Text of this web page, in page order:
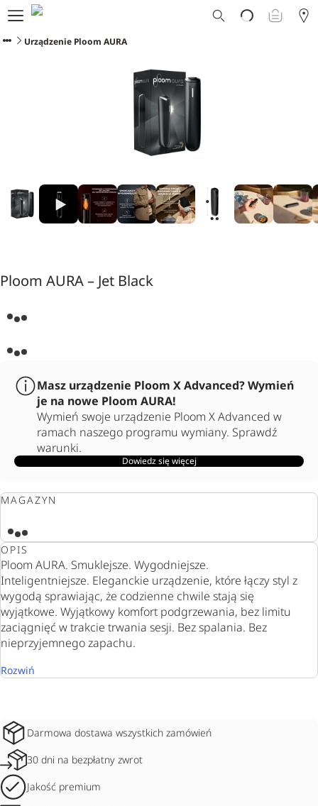
Dlaczego Ploom?
SklepUrządzenie Ploom AURA
Ploom AURA – Jet Black
Masz urządzenie Ploom X Advanced? Wymień
je na nowe Ploom AURA!
Wymień swoje urządzenie Ploom X Advanced w
ramach naszego programu wymiany. Sprawdź
warunki.
Dowiedz się więcej
MAGAZYN
OPIS
Ploom AURA. Smuklejsze. Wygodniejsze.
Inteligentniejsze. Eleganckie urządzenie, które łączy styl z
wygodą sprawiając, że codzienne chwile stają się
wyjątkowe. Wyjątkowy komfort podgrzewania, bez limitu
zaciągnięć w trakcie trwania sesji. Bez spalania. Bez
nieprzyjemnego zapachu.
Rozwiń
Darmowa dostawa wszystkich zamówień
30 dni na bezpłatny zwrot
Jakość premium